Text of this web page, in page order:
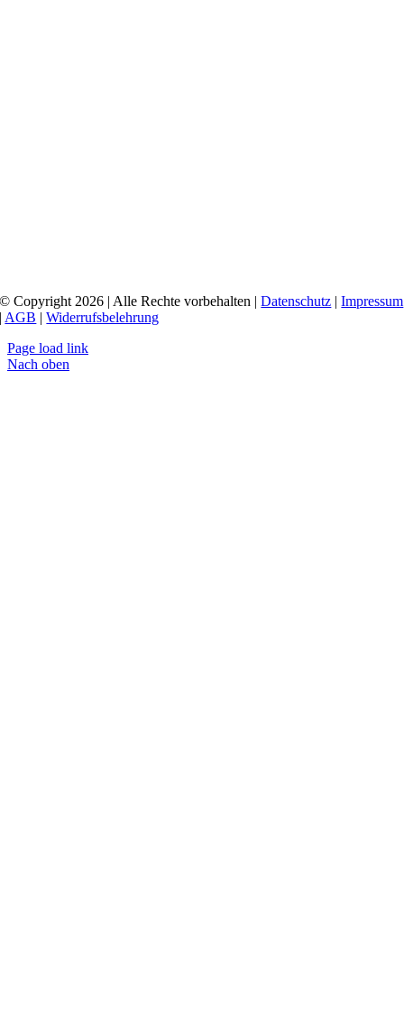
© Copyright 2026 | Alle Rechte vorbehalten |Datenschutz |Impressum
| AGB |Widerrufsbelehrung
Page load link
Nach oben